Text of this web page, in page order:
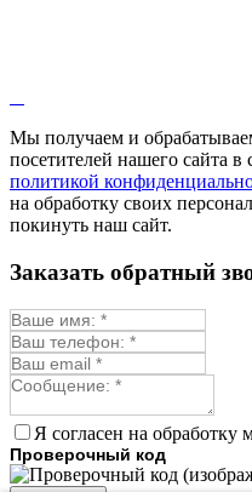
Мы получаем и
посетителей нашего сайта в
политикой
на обработку своих
покинуть наш сайт.
Заказать обратный
Я согласен на
Проверочный код